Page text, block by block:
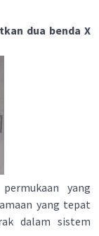
dua benda X
yang
yang tepat
dalam sistem